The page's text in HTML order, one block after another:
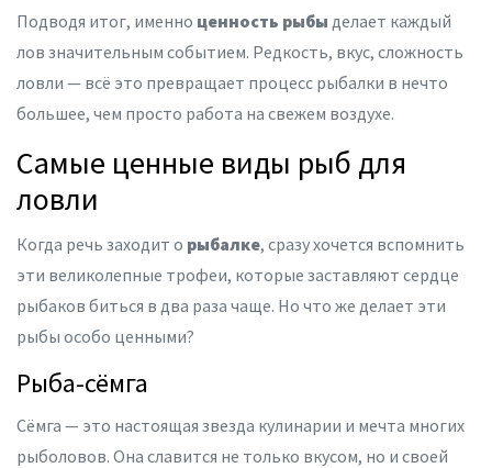
Подводя итог, именно ценность рыбы делает каждый
лов значительным событием. Редкость, вкус, сложность
ловли — всё это превращает процесс рыбалки в нечто
большее, чем просто работа на свежем воздухе.
Самые ценные виды рыб для
ловли
Когда речь заходит о рыбалке, сразу хочется вспомнить
эти великолепные трофеи, которые заставляют сердце
рыбаков биться в два раза чаще. Но что же делает эти
рыбы особо ценными?
Рыба-сёмга
Сёмга — это настоящая звезда кулинарии и мечта многих
рыболовов. Она славится не только вкусом, но и своей